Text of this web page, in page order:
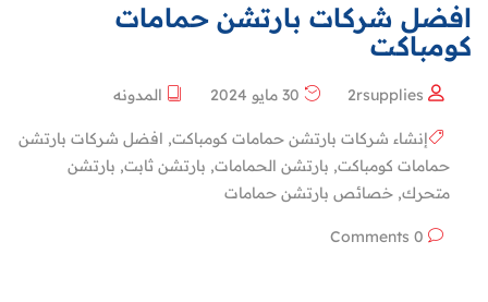
افضل شركات بارتشن حمامات
كومباكت
2rsupplies المدونه
إنشاء شركات بارتشن حمامات كومباكت, افضل شركات بارتشن
حمامات كومباكت, بارتشن الحمامات, بارتشن ثابت, بارتشن
متحرك, خصائص بارتشن حمامات